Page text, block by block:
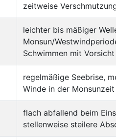
zeitweise
leichter bis mäßiger
Monsun/
Schwimmen mit Vorsicht
regelmäßige Seebrise,
Winde in der Monsunzeit
flach abfallend beim
stellenweise steilere